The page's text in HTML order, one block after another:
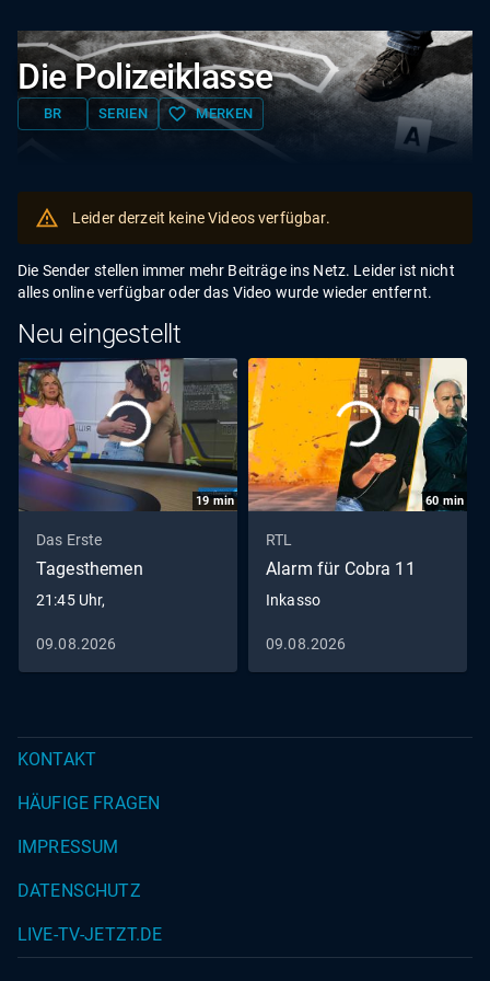
Die Polizeiklasse
BR SERIEN favorite_border MERKEN
Leider derzeit keine Videos verfügbar.
Die Sender stellen immer mehr Beiträge ins Netz. Leider ist nicht
alles online verfügbar oder das Video wurde wieder entfernt.
Neu eingestellt
19min
Das Erste
Tagesthemen
21:45 Uhr,
09.08.2026
60 min
RTL
Alarm für Cobra 11
Inkasso
09.08.2026
KONTAKT
HÄUFIGE FRAGEN
IMPRESSUM
DATENSCHUTZ
LIVE-TV-JETZT.DE